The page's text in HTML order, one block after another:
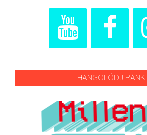
HANGOLÓDJ RÁNK!